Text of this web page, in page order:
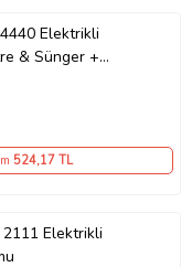
Elektrikli
& Sünger +
Uyumlu
524,17 TL
Elektrikli